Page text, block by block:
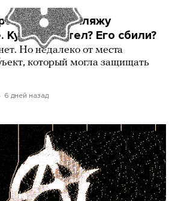
попал по пляжу
Куда он летел? Его сбили?
Но недалеко от места
который могла защищать
6 дней назад